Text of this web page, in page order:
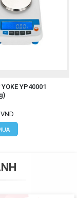
YP40001
VND